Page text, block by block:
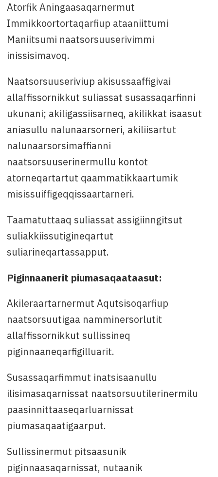
Atorfik Aningaasaqarnermut
Immikkoortortaqarfiup ataaniittumi
Maniitsumi naatsorsuuserivimmi
inissisimavoq.
Naatsorsuuseriviup akisussaaffigivai
allaffissornikkut suliassat susassaqarfinni
ukunani; akiligassiisarneq, akilikkat isaasut
aniasullu nalunaarsorneri, akiliisartut
nalunaarsorsimaffianni
naatsorsuuserinermullu kontot
atorneqartartut qaammatikkaartumik
misissuiffigeqqissaartarneri.
Taamatuttaaq suliassat assigiinngitsut
suliakkiissutigineqartut
suliarineqartassapput.
Piginnaanerit piumasaqaataasut:
Akileraartarnermut Aqutsisoqarfiup
naatsorsuutigaa namminersorlutit
allaffissornikkut sullissineq
piginnaaneqarfigilluarit.
Susassaqarfimmut inatsisaanullu
ilisimasaqarnissat naatsorsuutilerinermilu
paasinnittaaseqarluarnissat
piumasaqaatigaarput.
Sullissinermut pitsaasunik
piginnaasaqarnissat, nutaanik